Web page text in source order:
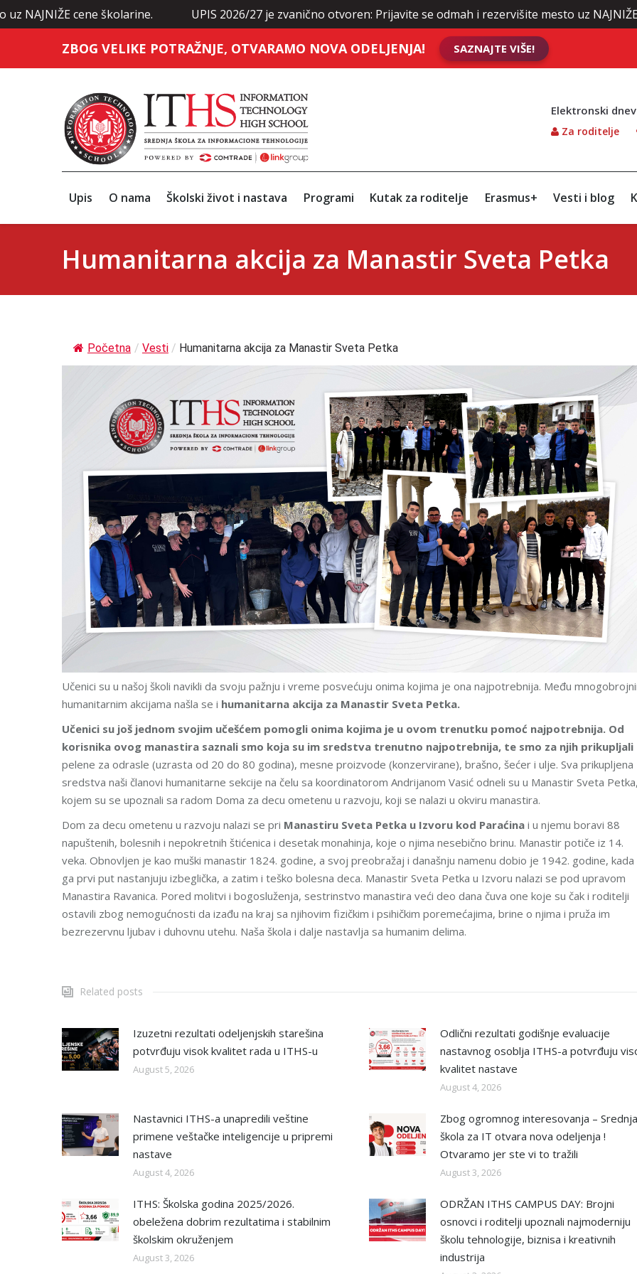
cene školarine. UPIS 2026/27 je zvanično otvoren: Prijavite se odmah i rezervišite mesto uz NAJNIŽE cene
ZBOG VELIKE POTRAŽNJE, OTVARAMO NOVA ODELJENJA! SAZNAJTE VIŠE!
Elektronski
Za roditelje
Upis O nama Školski život i nastava Programi Kutak za roditelje Erasmus+ Vesti i blog
Humanitarna akcija za Manastir Sveta Petka
Početna / Vesti / Humanitarna akcija za Manastir Sveta Petka
Učenici su u našoj školi navikli da svoju pažnju i vreme posvećuju onima kojima je ona najpotrebnija. Među
humanitarnim akcijama našla se i humanitarna akcija za Manastir Sveta Petka.
Učenici su još jednom svojim učešćem pomogli onima kojima je u ovom trenutku pomoć najpotrebnija. Od
korisnika ovog manastira saznali smo koja su im sredstva trenutno najpotrebnija, te smo za njih prikupljali
pelene za odrasle (uzrasta od 20 do 80 godina), mesne proizvode (konzervirane), brašno, šećer i ulje. Sva prikupljena
sredstva naši članovi humanitarne sekcije na čelu sa koordinatorom Andrijanom Vasić odneli su u Manastir Sveta
kojem su se upoznali sa radom Doma za decu ometenu u razvoju, koji se nalazi u okviru manastira.
Dom za decu ometenu u razvoju nalazi se pri Manastiru Sveta Petka u Izvoru kod Paraćina i u njemu boravi 88
napuštenih, bolesnih i nepokretnih štićenica i desetak monahinja, koje o njima nesebično brinu. Manastir potiče iz 14.
veka. Obnovljen je kao muški manastir 1824. godine, a svoj preobražaj i današnju namenu dobio je 1942. godine, kada
ga prvi put nastanjuju izbeglička, a zatim i teško bolesna deca. Manastir Sveta Petka u Izvoru nalazi se pod upravom
Manastira Ravanica. Pored molitvi i bogosluženja, sestrinstvo manastira veći deo dana čuva one koje su čak i roditelji
ostavili zbog nemogućnosti da izađu na kraj sa njihovim fizičkim i psihičkim poremećajima, brine o njima i pruža im
bezrezervnu ljubav i duhovnu utehu. Naša škola i dalje nastavlja sa humanim delima.
Related posts
Izuzetni rezultati odeljenjskih starešina
potvrđuju visok kvalitet rada u ITHS-u
August 5, 2026
Odlični rezultati godišnje evaluacije
nastavnog osoblja ITHS-a potvrđuju
kvalitet nastave
August 4, 2026
Nastavnici ITHS-a unapredili veštine
primene veštačke inteligencije u pripremi
nastave
August 4, 2026
Zbog ogromnog interesovanja – Srednja
škola za IT otvara nova odeljenja !
Otvaramo jer ste vi to tražili
August 3, 2026
ITHS: Školska godina 2025/2026.
obeležena dobrim rezultatima i stabilnim
školskim okruženjem
August 3, 2026
ODRŽAN ITHS CAMPUS DAY: Brojni
osnovci i roditelji upoznali najmoderniju
školu tehnologije, biznisa i kreativnih
industrija